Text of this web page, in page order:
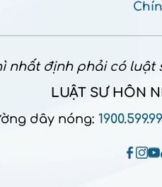
định phải có
LUẬT SƯ HÔN
dây nóng: